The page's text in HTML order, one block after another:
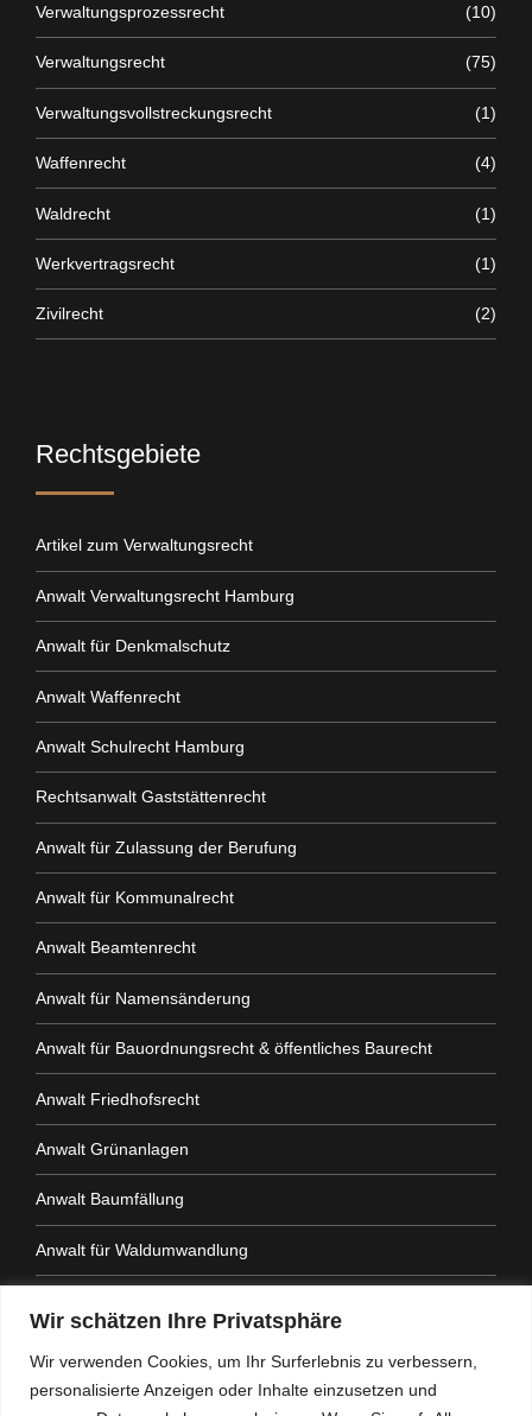
Wir schätzen Ihre Privatsphäre
Wir verwenden Cookies, um Ihr Surferlebnis zu verbessern,
personalisierte Anzeigen oder Inhalte einzusetzen und
Verwaltungsprozessrecht (10)
Verwaltungsrecht (75)
Verwaltungsvollstreckungsrecht (1)
Waffenrecht (4)
Waldrecht (1)
Werkvertragsrecht (1)
Zivilrecht (2)
Rechtsgebiete
Artikel zum Verwaltungsrecht
Anwalt Verwaltungsrecht Hamburg
Anwalt für Denkmalschutz
Anwalt Waffenrecht
Anwalt Schulrecht Hamburg
Rechtsanwalt Gaststättenrecht
Anwalt für Zulassung der Berufung
Anwalt für Kommunalrecht
Anwalt Beamtenrecht
Anwalt für Namensänderung
Anwalt für Bauordnungsrecht & öffentliches Baurecht
Anwalt Friedhofsrecht
Anwalt Grünanlagen
Anwalt Baumfällung
Anwalt für Waldumwandlung
Anwalt Amtshaftung